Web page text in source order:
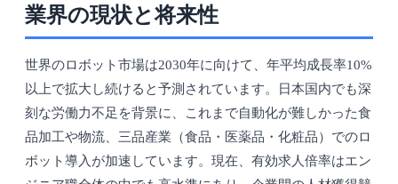
業界の現状と将来性
世界のロボット市場は2030年に向けて、年平均成長率10%
以上で拡大し続けると予測されています。日本国内でも深
刻な労働力不足を背景に、これまで自動化が難しかった食
品加工や物流、三品産業（食品・医薬品・化粧品）でのロ
ボット導入が加速しています。現在、有効求人倍率はエン